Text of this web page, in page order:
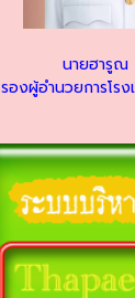
นายฮารูณ
รองผู้อำนวยการโร